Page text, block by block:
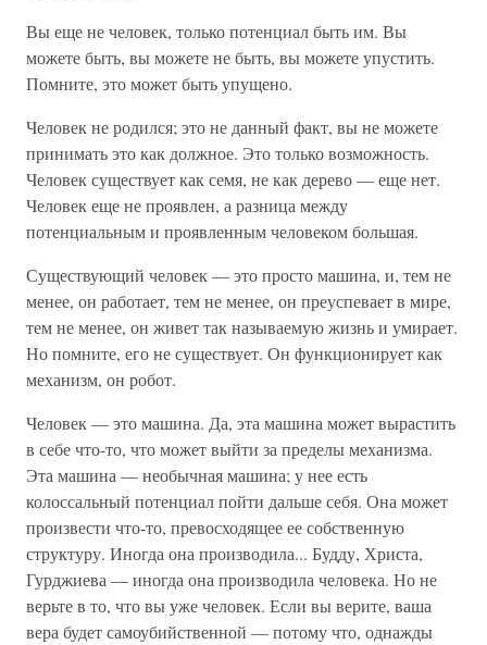
Вы еще не человек, только потенциал быть им. Вы
можете быть, вы можете не быть, вы можете упустить.
Помните, это может быть упущено.
Человек не родился; это не данный факт, вы не можете
принимать это как должное. Это только возможность.
Человек существует как семя, не как дерево — еще нет.
Человек еще не проявлен, а разница между
потенциальным и проявленным человеком большая.
Существующий человек — это просто машина, и, тем не
менее, он работает, тем не менее, он преуспевает в мире,
тем не менее, он живет так называемую жизнь и умирает.
Но помните, его не существует. Он функционирует как
механизм, он робот.
Человек — это машина. Да, эта машина может вырастить
в себе что-то, что может выйти за пределы механизма.
Эта машина — необычная машина; у нее есть
колоссальный потенциал пойти дальше себя. Она может
произвести что-то, превосходящее ее собственную
структуру. Иногда она производила... Будду, Христа,
Гурджиева — иногда она производила человека. Но не
верьте в то, что вы уже человек. Если вы верите, ваша
вера будет самоубийственной — потому что, однажды